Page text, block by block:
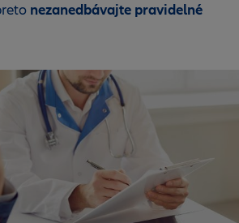
nezanedbávajte pravidelné